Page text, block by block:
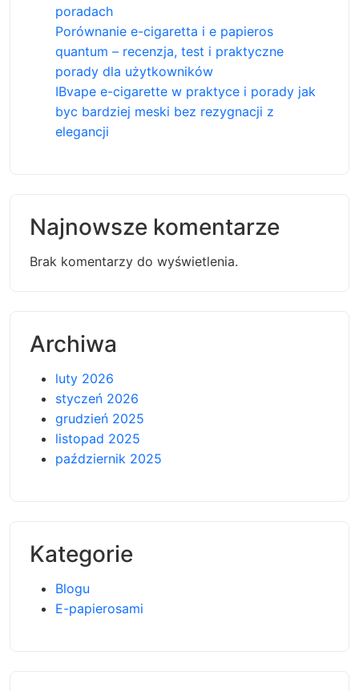
poradach
Porównanie e-cigaretta i e papieros
quantum – recenzja, test i praktyczne
porady dla użytkowników
IBvape e-cigarette w praktyce i porady jak
byc bardziej meski bez rezygnacji z
elegancji
Najnowsze komentarze
Brak komentarzy do wyświetlenia.
Archiwa
luty 2026
styczeń 2026
grudzień 2025
listopad 2025
październik 2025
Kategorie
Blogu
E-papierosami